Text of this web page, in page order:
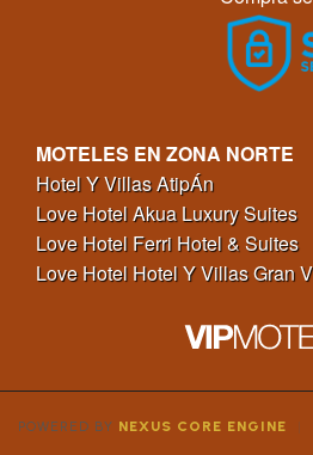
MOTELES EN ZONA NORTE
Hotel Y Villas AtipÁn
Love Hotel Akua Luxury Suites
Love Hotel Ferri Hotel & Suites
Love Hotel Hotel Y Villas Gran
POWERED BY NEXUS CORE ENGINE